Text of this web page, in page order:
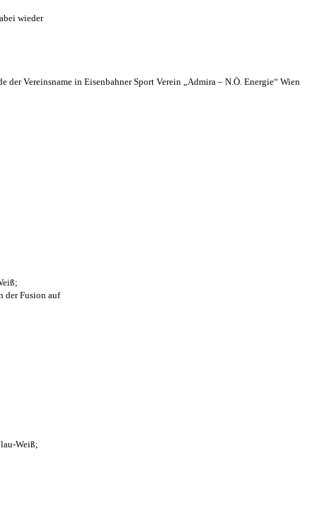
wieder
der Vereinsname in Eisenbahner Sport Verein „Admira – N.Ö. Energie“ Wien
der Fusion auf
Weiß;